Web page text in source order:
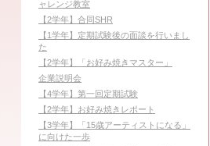
ャレンジ教室
【2学年】合同SHR
【1学年】定期試験後の面談を行いまし
た
【2学年】「お好み焼きマスター」
企業説明会
【4学年】第一回定期試験
【2学年】お好み焼きレポート
【3学年】「15歳アーティストになる」
に向けた一歩